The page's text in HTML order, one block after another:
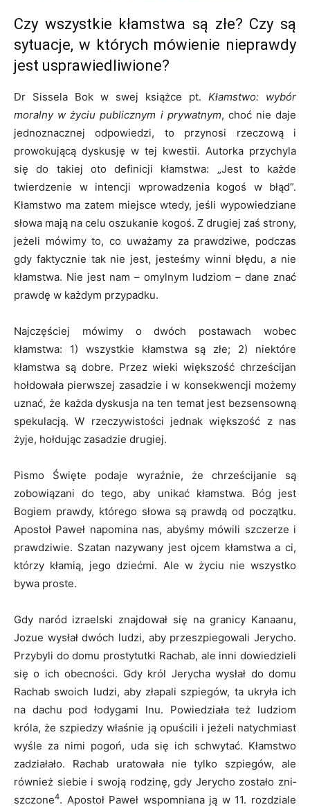
Czy wszystkie kłamstwa są złe? Czy są
sytuacje, w których mówienie nieprawdy
jest usprawiedliwione?
Dr Sissela Bok w swej książce pt. Kłamstwo: wybór
moralny w życiu publicznym i prywatnym, choć nie daje
jednoznacznej odpowiedzi, to przynosi rzeczową i
prowokują­cą dyskusję w tej kwestii. Autorka przychyla
się do ta­kiej oto definicji kłamstwa: „Jest to każde
twierdzenie w intencji wprowadzenia kogoś w błąd”.
Kłamstwo ma zatem miejsce wtedy, jeśli wypo­wiedziane
słowa mają na celu oszukanie kogoś. Z dru­giej zaś strony,
jeżeli mówimy to, co uważamy za prawdziwe, podczas
gdy faktycznie tak nie jest, jesteśmy winni błędu, a nie
kłamstwa. Nie jest nam – omylnym ludziom – dane znać
prawdę w każdym przypadku.
Najczęściej mówimy o dwóch postawach wobec
kłamstwa: 1) wszystkie kłamstwa są złe; 2) niektóre
kłamstwa są dobre. Przez wieki większość chrześcijan
hołdowała pier­wszej zasadzie i w konsekwencji może­my
uznać, że każda dy­skusja na ten temat jest bez­sensowną
spekulacją. W rzeczy­wistości jednak większość z nas
żyje, hołdując zasadzie drugiej.
Pismo Święte podaje wyraźnie, że chrześcijanie są
zobowiązani do tego, aby unikać kłamstwa. Bóg jest
Bogiem prawdy, któ­rego słowa są prawdą od po­czątku.
Apostoł Paweł napo­mina nas, abyśmy mówili szcze­rze i
prawdziwie. Szatan na­zywany jest ojcem kłamstwa a ci,
którzy kłamią, jego dzie­ćmi. Ale w życiu nie wszystko
bywa proste.
Gdy naród izraelski znajdował się na granicy Kanaanu,
Jozue wysłał dwóch ludzi, aby przeszpiegowali Jerycho.
Przybyli do domu prostytutki Rachab, ale inni dowiedzieli
się o ich obecności. Gdy król Jerycha wysłał do domu
Rachab swoich ludzi, aby złapali szpiegów, ta ukryła ich
na dachu pod łodygami lnu. Po­wiedziała też ludziom
króla, że szpiedzy właśnie ją opuścili i jeżeli natych­miast
wyśle za nimi pogoń, uda się ich schwytać. Kłamstwo
zadziałało. Rachab uratowała nie tylko szpiegów, ale
również siebie i swoją rodzinę, gdy Jerycho zostało zni­
szczone4. Apostoł Paweł wspomniana ją w 11. rozdziale